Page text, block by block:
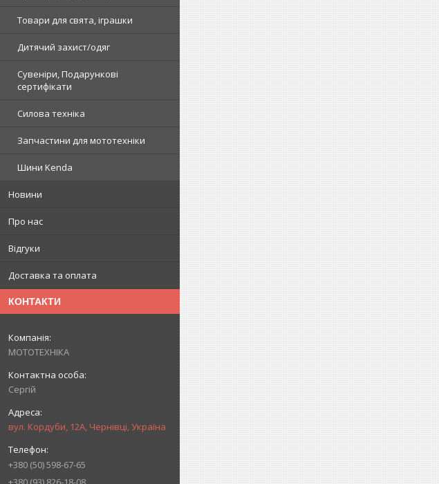
Товари для свята, іграшки
Дитячий захист/одяг
Сувеніри, Подарункові
сертифікати
Силова техніка
Запчастини для мототехніки
Шини Kenda
Новини
Про нас
Відгуки
Доставка та оплата
КОНТАКТИ
МОТОТЕХНІКА
Сергій
вул. Кордуби, 12А, Чернівці, Україна
+380 (50) 598-67-65